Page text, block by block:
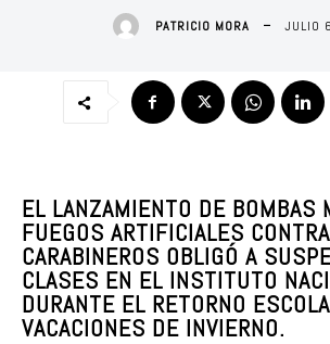
PATRICIO MORA JULIO
EL LANZAMIENTO DE BOMBAS
FUEGOS ARTIFICIALES CONTRA
CARABINEROS OBLIGÓ A
CLASES EN EL INSTITUTO
DURANTE EL RETORNO
VACACIONES DE INVIERNO.